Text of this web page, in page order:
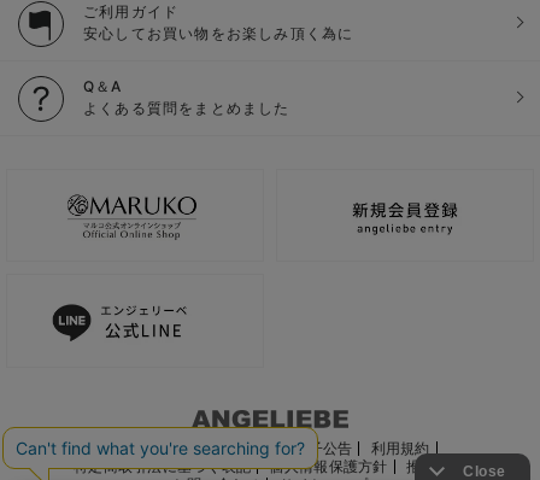
ご利用ガイド
安心してお買い物をお楽しみ頂く為に
Q＆A
よくある質問をまとめました
ご利用ガイド 会社概要 電子公告
利用規約
特定商取引法に基づく表記
個人情報保護方針
推奨環境